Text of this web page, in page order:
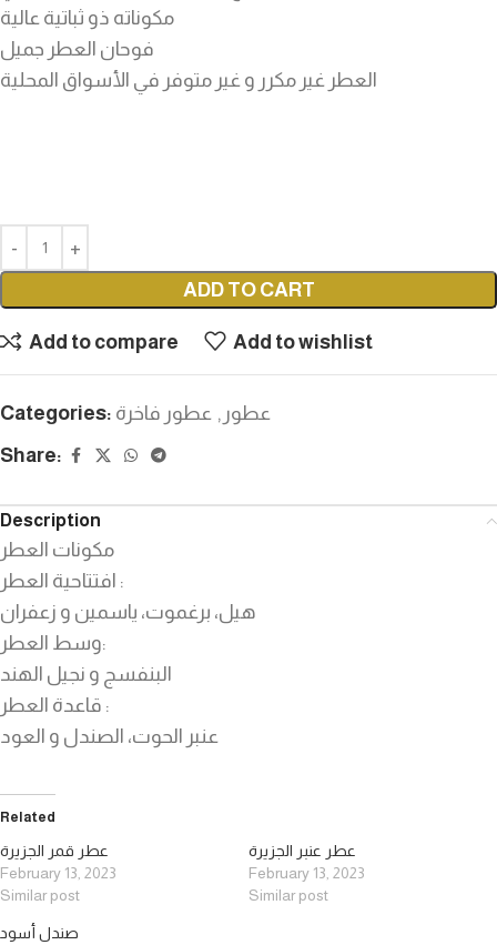
مكوناته ذو ثباتية عالية
فوحان العطر جميل
العطر غير مكرر و غير متوفر في الأسواق المحلية
ADD TO CART
Add to compare Add to wishlist
Categories: عطور , عطور فاخرة
Share:
Description
مكونات العطر
افتتاحية العطر :
هيل، برغموت، ياسمين و زعفران
وسط العطر:
البنفسج و نجيل الهند
قاعدة العطر :
عنبر الحوت، الصندل و العود
Related
عطر قمر الجزيرة
February 13, 2023
Similar post
عطر عنبر الجزيرة
February 13, 2023
Similar post
صندل أسود